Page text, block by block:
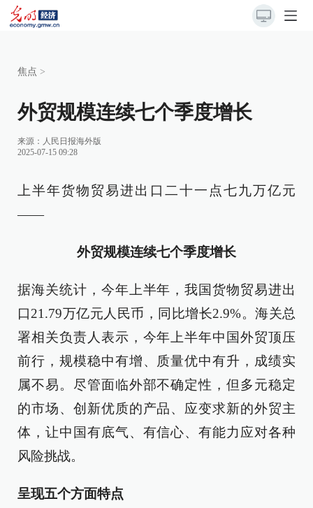
焦点 >
外贸规模连续七个季度增长
来源： 人民日报海外版
2025-07-15 09:28
上半年货物贸易进出口二十一点七九万亿元
——
外贸规模连续七个季度增长
据海关统计，今年上半年，我国货物贸易进出
口21.79万亿元人民币，同比增长2.9%。海关总
署相关负责人表示，今年上半年中国外贸顶压
前行，规模稳中有增、质量优中有升，成绩实
属不易。尽管面临外部不确定性，但多元稳定
的市场、创新优质的产品、应变求新的外贸主
体，让中国有底气、有信心、有能力应对各种
风险挑战。
呈现五个方面特点